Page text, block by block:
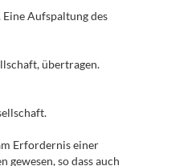
Aufspaltung des
übertragen.
Erfordernis einer
so dass auch